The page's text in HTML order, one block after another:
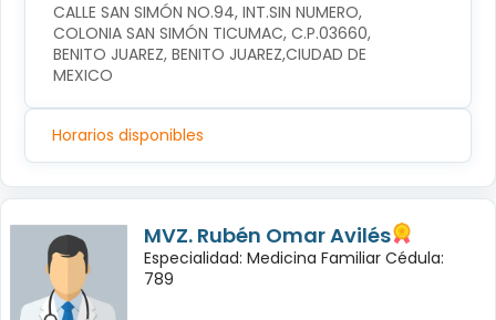
CALLE SAN SIMÓN NO.94, INT.SIN NUMERO,
COLONIA SAN SIMÓN TICUMAC, C.P.03660,
BENITO JUAREZ, BENITO JUAREZ,CIUDAD DE
MEXICO
Horarios disponibles
MVZ. Rubén Omar Avilés
Especialidad: Medicina Familiar Cédula:
789